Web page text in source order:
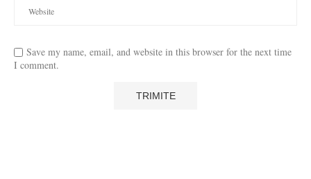
Save my name, email, and website in this browser for the next time
I comment.